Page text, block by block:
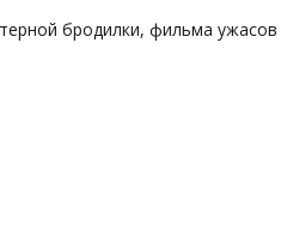
бродилки, фильма